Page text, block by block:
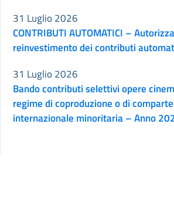
CONTRIBUTI AUTOMATICI –
reinvestimento dei contributi
31 Luglio 2026
Bando contributi selettivi opere
regime di coproduzione o di
internazionale minoritaria – Anno
31 Luglio 2026